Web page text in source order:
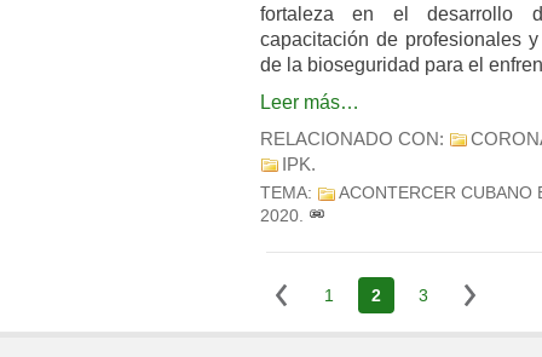
fortaleza en el desarrollo
capacitación de profesionales
de la bioseguridad para el
Leer más…
RELACIONADO CON:
IPK.
TEMA:
ACONTERCER CUBANO
2020.
1 2 3